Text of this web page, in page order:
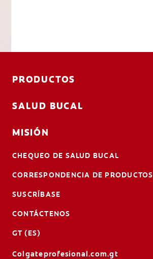
PRODUCTOS
SALUD BUCAL
MISIÓN
CHEQUEO DE SALUD BUCAL
CORRESPONDENCIA DE PRODUCTOS
SUSCRÍBASE
CONTÁCTENOS
GT (ES)
Colgateprofesional.com.gt